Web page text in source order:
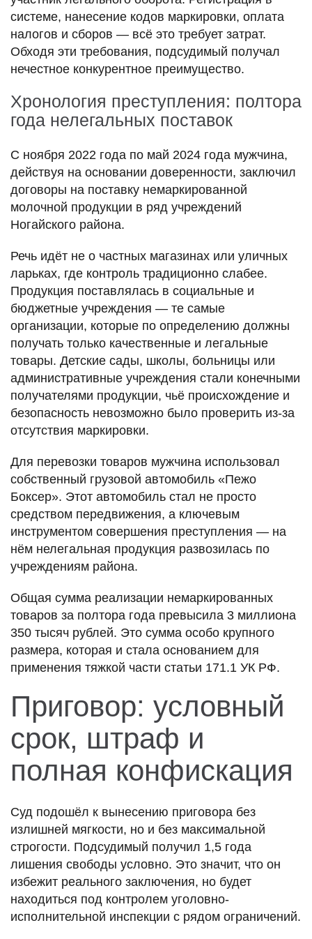
системе, нанесение кодов маркировки, оплата
налогов и сборов — всё это требует затрат.
Обходя эти требования, подсудимый получал
нечестное конкурентное преимущество.
Хронология преступления: полтора
года нелегальных поставок
С ноября 2022 года по май 2024 года мужчина,
действуя на основании доверенности, заключил
договоры на поставку немаркированной
молочной продукции в ряд учреждений
Ногайского района.
Речь идёт не о частных магазинах или уличных
ларьках, где контроль традиционно слабее.
Продукция поставлялась в социальные и
бюджетные учреждения — те самые
организации, которые по определению должны
получать только качественные и легальные
товары. Детские сады, школы, больницы или
административные учреждения стали конечными
получателями продукции, чьё происхождение и
безопасность невозможно было проверить из-за
отсутствия маркировки.
Для перевозки товаров мужчина использовал
собственный грузовой автомобиль «Пежо
Боксер». Этот автомобиль стал не просто
средством передвижения, а ключевым
инструментом совершения преступления — на
нём нелегальная продукция развозилась по
учреждениям района.
Общая сумма реализации немаркированных
товаров за полтора года превысила 3 миллиона
350 тысяч рублей. Это сумма особо крупного
размера, которая и стала основанием для
применения тяжкой части статьи 171.1 УК РФ.
Приговор: условный
срок, штраф и
полная конфискация
Суд подошёл к вынесению приговора без
излишней мягкости, но и без максимальной
строгости. Подсудимый получил 1,5 года
лишения свободы условно. Это значит, что он
избежит реального заключения, но будет
находиться под контролем уголовно-
исполнительной инспекции с рядом ограничений.